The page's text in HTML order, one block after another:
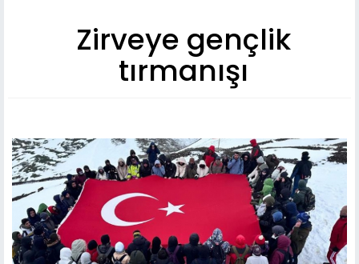
Zirveye gençlik
tırmanışı